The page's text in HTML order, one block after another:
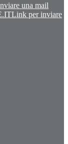
una mail
Link per inviare